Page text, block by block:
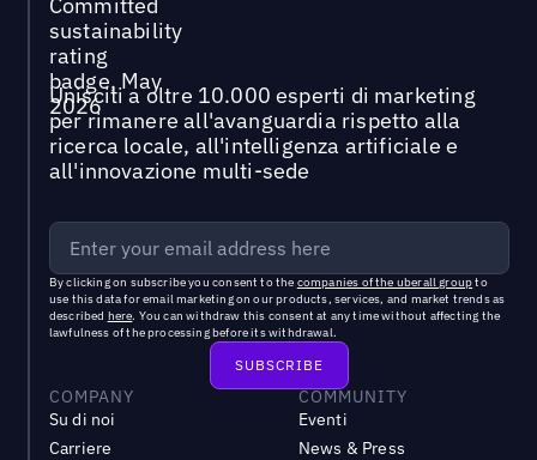
Unisciti a oltre 10.000 esperti di marketing
per rimanere all'avanguardia rispetto alla
ricerca locale, all'intelligenza artificiale e
all'innovazione multi-sede
By clicking on subscribe you consent to the companies of the uberall groupto
use this data for email marketing on our products, services, and market trends as
described here. You can withdraw this consent at any time without affecting the
lawfulness of the processing before its withdrawal.
COMPANY
Su di noi
Carriere
COMMUNITY
Eventi
News & Press